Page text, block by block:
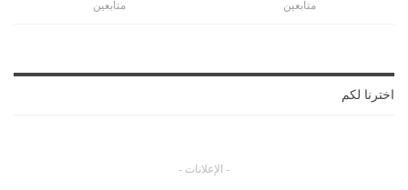
متابعين متابعين
اخترنا لكم
- الإعلانات -